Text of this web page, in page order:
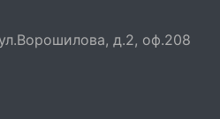
д.2, оф.208